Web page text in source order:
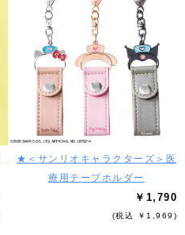
★＜サンリオキャラクターズ＞医
療用テープホルダー
￥1,790
(税込 ￥1,969)